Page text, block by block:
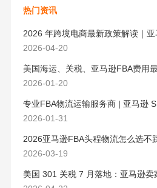
热门资讯
2026-04-20
2026-01-20
2026-01-31
2026-03-19